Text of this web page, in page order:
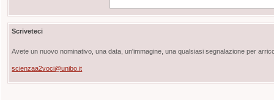
Scriveteci
Avete un nuovo nominativo, una data, un'immagine, una qualsiasi segnalazione per
scienzaa2voci@unibo.it